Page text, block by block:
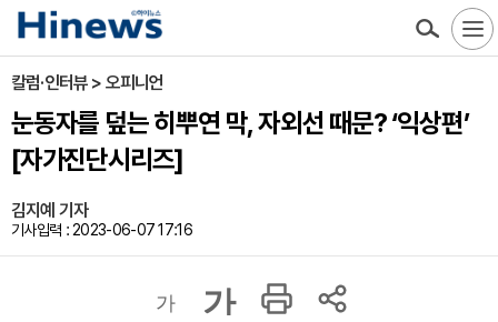
칼럼·인터뷰 > 오피니언
눈동자를 덮는 히뿌연 막, 자외선 때문? ‘익상편’
[자가진단시리즈]
김지예 기자
기사입력 : 2023-06-07 17:16
가 가